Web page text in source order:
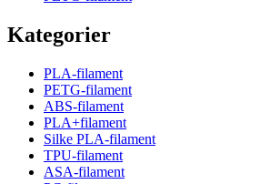
Kategorier
PLA-filament
PETG-filament
ABS-filament
PLA+filament
Silke PLA-filament
TPU-filament
ASA-filament